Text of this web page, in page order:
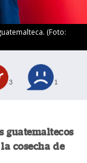
(Foto:
3 1
guatemaltecos
cosecha de